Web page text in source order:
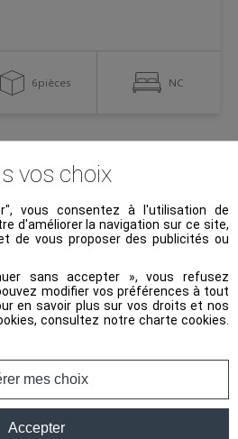
6pièces NC
vos choix
vous consentez à l'utilisation de
d'améliorer la navigation sur ce site,
de vous proposer des publicités ou
sans accepter », vous refusez
modifier vos préférences à tout
en savoir plus sur vos droits et nos
consultez notre charte cookies
mes choix
Accepter